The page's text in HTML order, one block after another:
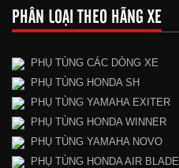
PHÂN LOẠI THEO HÃNG XE
PHỤ TÙNG CÁC DÒNG XE
PHỤ TÙNG HONDA SH
PHỤ TÙNG YAMAHA EXITER
PHỤ TÙNG HONDA WINNER
PHỤ TÙNG YAMAHA NOVO
PHỤ TÙNG HONDA AIR BLADE